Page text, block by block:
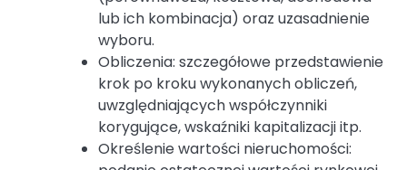
lub ich kombinacja) oraz uzasadnienie
wyboru.
Obliczenia: szczegółowe przedstawienie
krok po kroku wykonanych obliczeń,
uwzględniających współczynniki
korygujące, wskaźniki kapitalizacji itp.
Określenie wartości nieruchomości: